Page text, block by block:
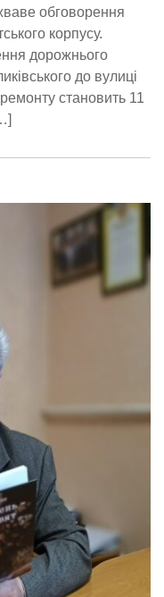
обговорення
корпусу.
дорожнього
до вулиці
становить 11